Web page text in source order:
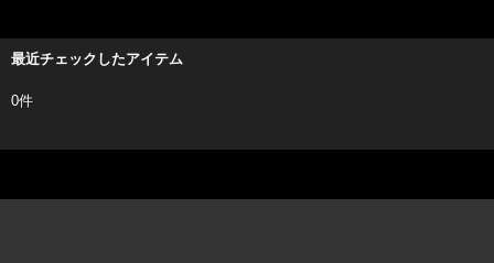
最近チェックしたアイテム
0件